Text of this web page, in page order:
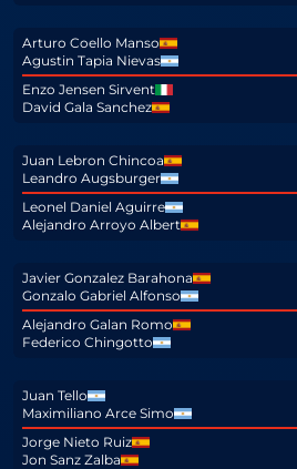
Arturo Coello Manso
Agustin Tapia Nievas
Enzo Jensen Sirvent
David Gala Sanchez
Juan Lebron Chincoa
Leandro Augsburger
Leonel Daniel Aguirre
Alejandro Arroyo Albert
Javier Gonzalez Barahona
Gonzalo Gabriel Alfonso
Alejandro Galan Romo
Federico Chingotto
Juan Tello
Maximiliano Arce Simo
Jorge Nieto Ruiz
Jon Sanz Zalba